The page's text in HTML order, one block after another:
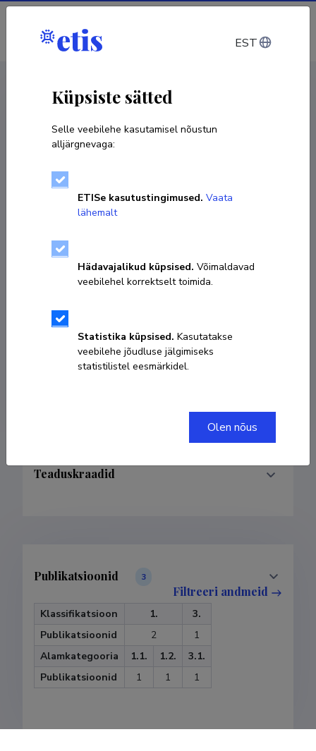
Sisene
Mari-Liis Tohvelmann
KOPEERI LINK
Teaduskraadid
Publikatsioonid 3
Filtreeri andmeid
Klassifikatsioon 1.
3.
Publikatsioonid
2
1
Alamkategooria
1.1. 1.2.
3.1.
Publikatsioonid
1 1 1
EST
Küpsiste sätted
Selle veebilehe kasutamisel nõustun
alljärgnevaga:
ETISe kasutustingimused. Vaata
lähemalt
Hädavajalikud küpsised. Võimaldavad
veebilehel korrektselt toimida.
Statistika küpsised. Kasutatakse
veebilehe jõudluse jälgimiseks
statistilistel eesmärkidel.
Olen nõus